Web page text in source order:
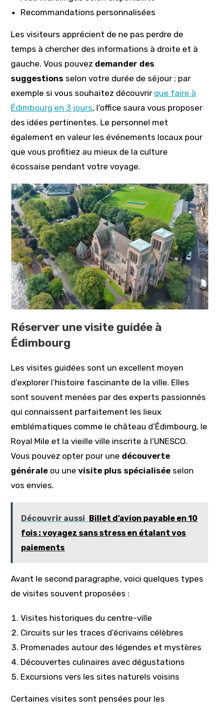
Recommandations personnalisées
Les visiteurs apprécient de ne pas perdre de
temps à chercher des informations à droite et à
gauche. Vous pouvez demander des
suggestions selon votre durée de séjour ; par
exemple si vous souhaitez découvrir que faire à
Édimbourg en 3 jours, l’office saura vous proposer
des idées pertinentes. Le personnel met
également en valeur les événements locaux pour
que vous profitiez au mieux de la culture
écossaise pendant votre voyage.
Réserver une visite guidée à
Édimbourg
Les visites guidées sont un excellent moyen
d’explorer l’histoire fascinante de la ville. Elles
sont souvent menées par des experts passionnés
qui connaissent parfaitement les lieux
emblématiques comme le château d’Édimbourg, le
Royal Mile et la vieille ville inscrite à l’UNESCO.
Vous pouvez opter pour une découverte
générale ou unevisite plus spécialisée selon
vos envies.
Découvrir aussi
Billet d’avion payable en 10
fois : voyagez sans stress en étalant vos
paiements
Avant le second paragraphe, voici quelques types
de visites souvent proposées :
Visites historiques du centre-ville
Circuits sur les traces d’écrivains célèbres
Promenades autour des légendes et mystères
Découvertes culinaires avec dégustations
Excursions vers les sites naturels voisins
Certaines visites sont pensées pour les